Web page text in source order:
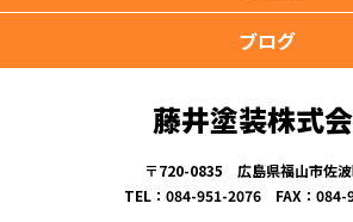
ブログ
藤井塗装株式
〒720-0835 広島県福山市佐
TEL：084-951-2076 FAX：084-